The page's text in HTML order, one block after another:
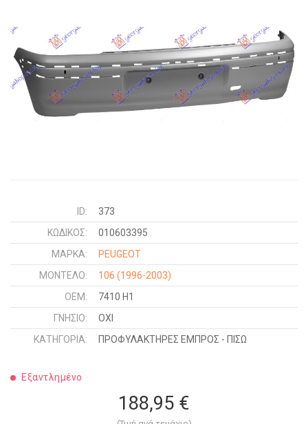
ID:
373
ΚΩΔΙΚΌΣ:
010603395
ΜΑΡΚΑ:
PEUGEOT
ΜΟΝΤΕΛΟ:
106 (1996-2003)
OEM:
7410 H1
ΓΝΉΣΙΟ:
ΟΧΙ
ΚΑΤΗΓΟΡΊΑ:
ΠΡΟΦΥΛΑΚΤΗΡΕΣ ΕΜΠΡΟΣ - ΠΙΣΩ
Εξαντλημένο
188,95 €